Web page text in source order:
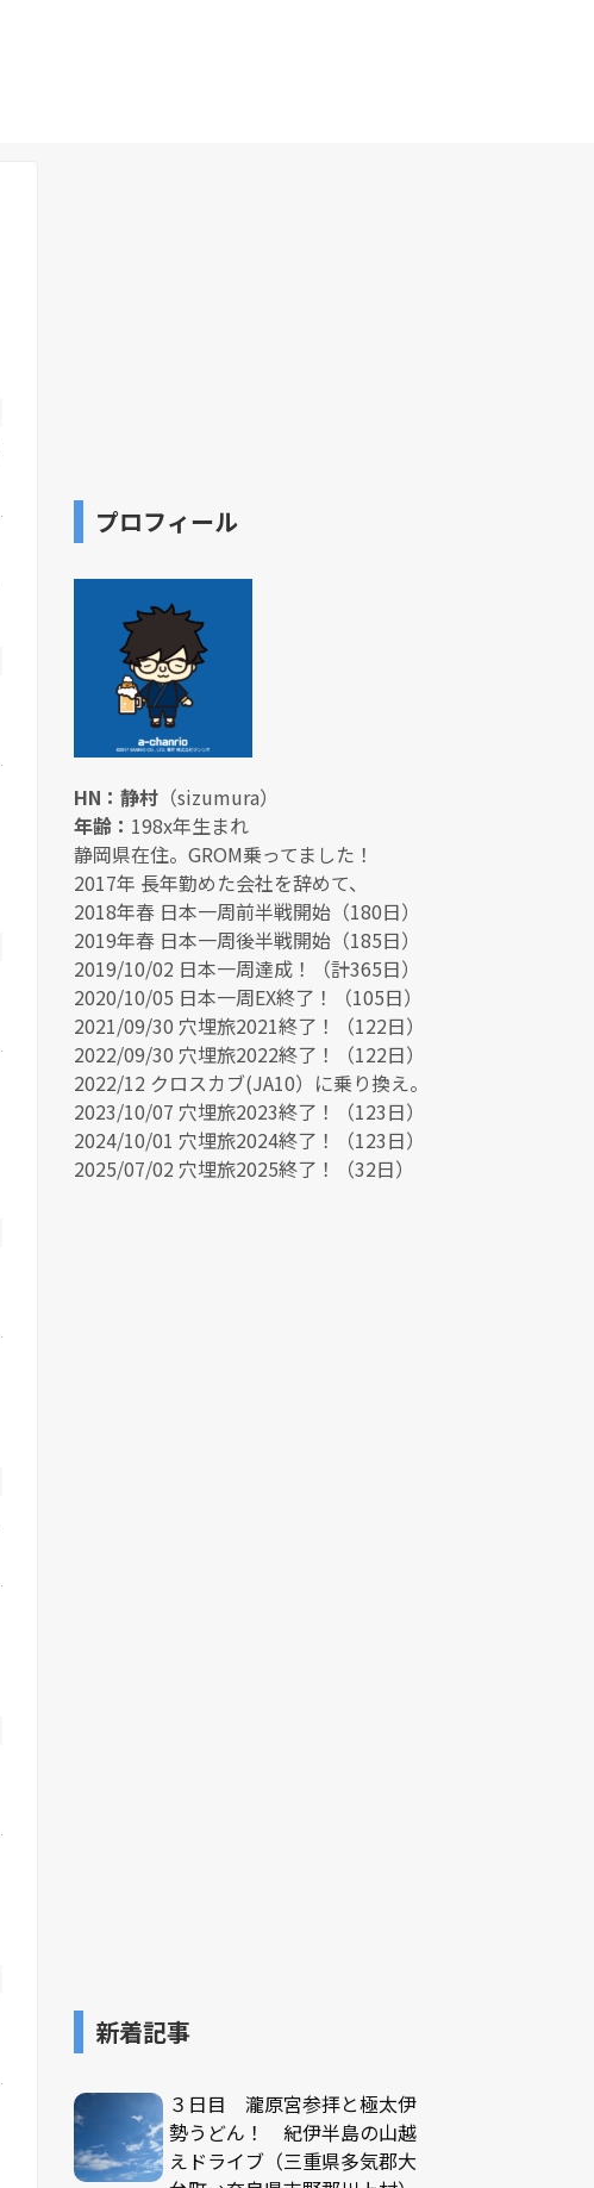
プロフィール
HN：静村 （sizumura）
年齢： 198x年生まれ
静岡県在住。GROM乗ってました！
2017年 長年勤めた会社を辞めて、
2018年春 日本一周前半戦開始（180日）
2019年春 日本一周後半戦開始（185日）
2019/10/02 日本一周達成！（計365日）
2020/10/05 日本一周EX終了！（105日）
2021/09/30 穴埋旅2021終了！（122日）
2022/09/30 穴埋旅2022終了！（122日）
2022/12 クロスカブ(JA10）に乗り換え。
2023/10/07 穴埋旅2023終了！（123日）
2024/10/01 穴埋旅2024終了！（123日）
2025/07/02 穴埋旅2025終了！（32日）
新着記事
３日目 瀧原宮参拝と極太伊
勢うどん！ 紀伊半島の山越
えドライブ（三重県多気郡大